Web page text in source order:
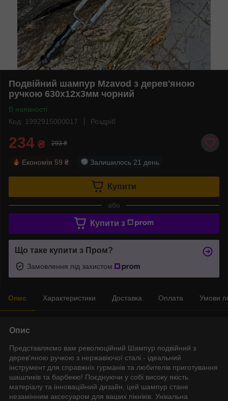
Подвійний шампур Mzavod з дерев'яною
ручкою 630х12х3мм чорний
В наявності
Код: 1992915000017
Роздріб
234 ₴ 293 ₴
Економія 59 ₴ Залишилось 21 день
Купити
або
Купити з
Що таке купити з Пром?
Замовлення під захистом
Опис Характеристики Доставка Оплата Умови
Опис
Представляємо вам революційний Шампур подвійний з
дерев'яною ручкою з нержавіючої сталі - ідеальний
інструмент для справжніх гурманів та любителів приготування
шашликів та барбекю! Поєднуючи у собі високу якість
матеріалу та інноваційний дизайн, цей шампур стане
незамінним аксесуаром для ваших пікніків. Унікальна